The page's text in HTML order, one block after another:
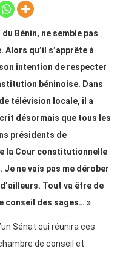
Bénin, ne semble pas
qu’il s’apprête à
intention de respecter
béninoise. Dans
télévision locale, il a
désormais que tous les
présidents de
la Cour constitutionnelle
ne vais pas me dérober
Tout va être de
conseil des sages… »
Sénat qui réunira ces
de conseil et